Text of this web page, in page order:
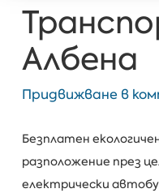
Албена
Придвижване в
Безплатен
разположение през
електрически